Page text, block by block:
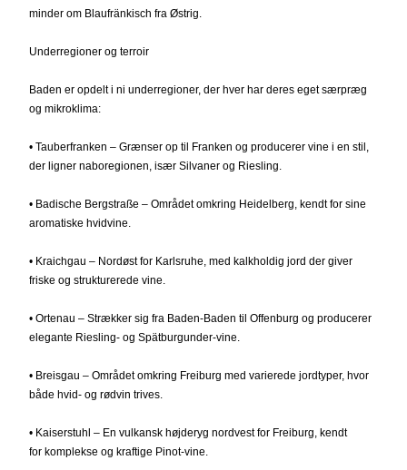
minder om Blaufränkisch fra Østrig.
Underregioner og terroir
Baden er opdelt i ni underregioner, der hver har deres eget særpræg
og mikroklima:
• Tauberfranken – Grænser op til Franken og producerer vine i en stil,
der ligner naboregionen, især Silvaner og Riesling.
• Badische Bergstraße – Området omkring Heidelberg, kendt for sine
aromatiske hvidvine.
• Kraichgau – Nordøst for Karlsruhe, med kalkholdig jord der giver
friske og strukturerede vine.
• Ortenau – Strækker sig fra Baden-Baden til Offenburg og producerer
elegante Riesling- og Spätburgunder-vine.
• Breisgau – Området omkring Freiburg med varierede jordtyper, hvor
både hvid- og rødvin trives.
• Kaiserstuhl – En vulkansk højderyg nordvest for Freiburg, kendt
for komplekse og kraftige Pinot-vine.